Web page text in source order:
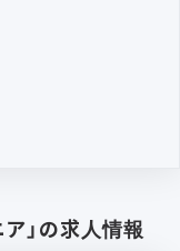
」の求人情報